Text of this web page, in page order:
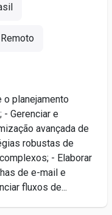
Remoto
planejamento
Gerenciar e
avançada de
robustas de
- Elaborar
de e-mail e
fluxos de...